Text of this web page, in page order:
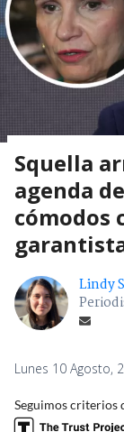
Squella
agenda
cómodos
Lindy
Lunes 10 Agosto,
Seguimos criterios